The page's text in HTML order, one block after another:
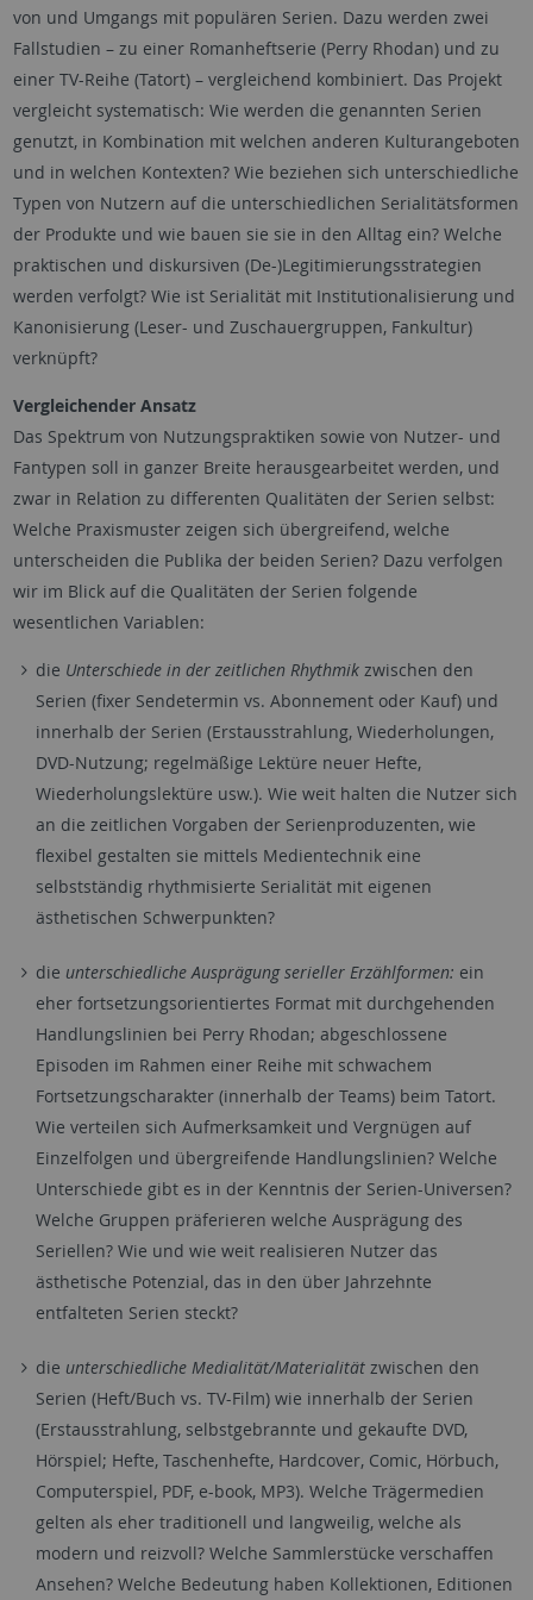
von und Umgangs mit populären Serien. Dazu werden zwei
Fallstudien – zu einer Romanheftserie (Perry Rhodan) und zu
einer TV-Reihe (Tatort) – vergleichend kombiniert. Das Projekt
vergleicht systematisch: Wie werden die genannten Serien
genutzt, in Kombination mit welchen anderen Kulturangeboten
und in welchen Kontexten? Wie beziehen sich unterschiedliche
Typen von Nutzern auf die unterschiedlichen Serialitätsformen
der Produkte und wie bauen sie sie in den Alltag ein? Welche
praktischen und diskursiven (De-)Legiti­mierungsstrategien
werden verfolgt? Wie ist Serialität mit Institutionalisierung und
Kanonisierung (Leser- und Zuschauergruppen, Fankultur)
verknüpft?
Vergleichender Ansatz
Das Spektrum von Nutzungspraktiken sowie von Nutzer- und
Fantypen soll in ganzer Breite herausgearbeitet werden, und
zwar in Relation zu differenten Qualitäten der Serien selbst:
Welche Praxismuster zeigen sich übergreifend, welche
unterscheiden die Publika der beiden Serien? Dazu verfolgen
wir im Blick auf die Qualitäten der Serien folgende
wesentlichen Variablen:
die Unterschiede in der zeitlichen Rhythmik zwischen den
Serien (fixer Sendetermin vs. Abonnement oder Kauf) und
innerhalb der Serien (Erstausstrahlung, Wiederholungen,
DVD-Nutzung; regelmäßige Lektüre neuer Hefte,
Wiederholungslektüre usw.). Wie weit halten die Nutzer sich
an die zeitlichen Vorgaben der Serienproduzenten, wie
flexibel gestalten sie mittels Medientechnik eine
selbstständig rhythmisierte Serialität mit eigenen
ästhetischen Schwerpunkten?
die unterschiedliche Ausprägung serieller Erzählformen: ein
eher fortsetzungsorientiertes Format mit durchgehenden
Handlungslinien bei Perry Rhodan; abgeschlossene
Episoden im Rahmen einer Reihe mit schwachem
Fortsetzungscharakter (innerhalb der Teams) beim Tatort.
Wie verteilen sich Aufmerksamkeit und Vergnügen auf
Einzelfolgen und übergreifende Handlungslinien? Welche
Unterschiede gibt es in der Kenntnis der Serien-Universen?
Welche Gruppen präferieren welche Ausprägung des
Seriellen? Wie und wie weit realisieren Nutzer das
ästhetische Potenzial, das in den über Jahrzehnte
entfalteten Serien steckt?
die unterschiedliche Medialität/Materialität zwischen den
Serien (Heft/Buch vs. TV-Film) wie innerhalb der Serien
(Erstausstrahlung, selbstgebrannte und gekaufte DVD,
Hörspiel; Hefte, Taschenhefte, Hardcover, Comic, Hörbuch,
Computerspiel, PDF, e-book, MP3). Welche Trägermedien
gelten als eher traditionell und langweilig, welche als
modern und reizvoll? Welche Sammlerstücke verschaffen
Ansehen? Welche Bedeutung haben Kollektionen, Editionen